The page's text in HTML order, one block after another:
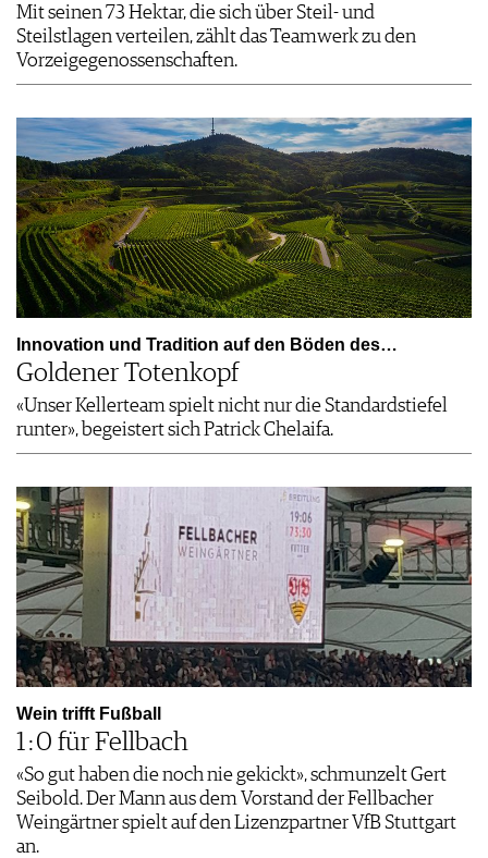
Mit seinen 73 Hektar, die sich über Steil- und
Steilstlagen verteilen, zählt das Teamwerk zu den
Vorzeigegenossenschaften.
Innovation und Tradition auf den Böden des…
Goldener Totenkopf
«Unser Kellerteam spielt nicht nur die Standardstiefel
runter», begeistert sich Patrick Chelaifa.
Wein trifft Fußball
1 : 0 für Fellbach
«So gut haben die noch nie gekickt», schmunzelt Gert
Seibold. Der Mann aus dem Vorstand der Fellbacher
Weingärtner spielt auf den Lizenzpartner VfB Stuttgart
an.